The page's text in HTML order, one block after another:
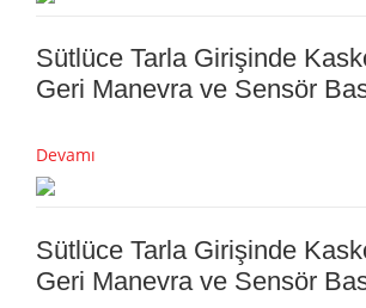
Sütlüce Tarla Girişinde
Geri Manevra ve Sensör
Devamı
Sütlüce Tarla Girişinde
Geri Manevra ve Sensör